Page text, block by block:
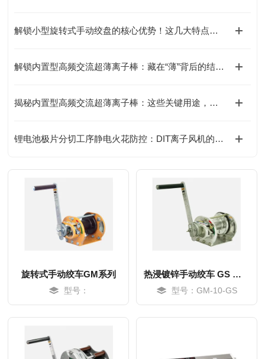
解锁小型旋转式手动绞盘的核心优势！这几大特点，让操作更省心
解锁内置型高频交流超薄离子棒：藏在“薄”背后的结构巧思
揭秘内置型高频交流超薄离子棒：这些关键用途，你可能还没了解！
锂电池极片分切工序静电火花防控：DIT离子风机的防爆安全处理方案
旋转式手动绞车GM系列
型号：
热浸镀锌手动绞车 GS 系列
型号：GM-10-GS